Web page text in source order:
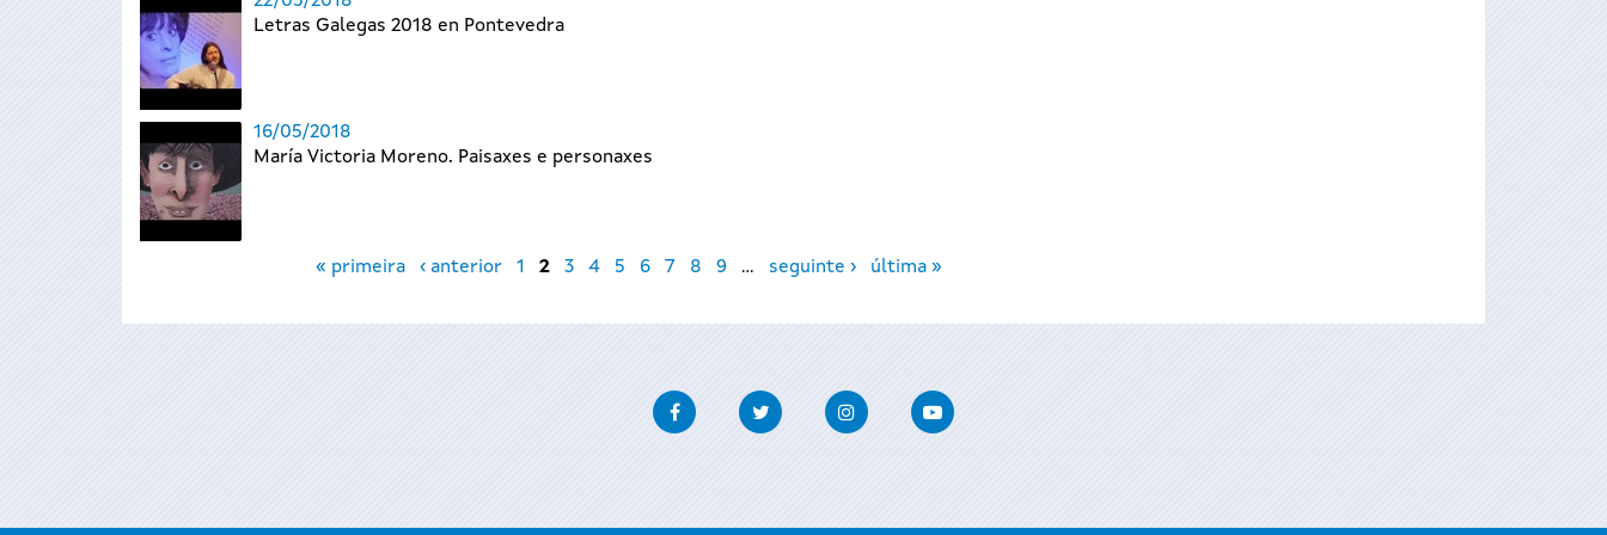
Letras Galegas 2018 en Pontevedra
16/05/2018
María Victoria Moreno. Paisaxes e personaxes
« primeira ‹ anterior 1 2 3 4 5 6 7 8 9 … seguinte › última »
FacebookTwitter InstagramYoutube